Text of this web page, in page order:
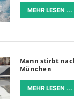
MEHR LESEN ...
Mann stirbt
München
MEHR LESEN ...